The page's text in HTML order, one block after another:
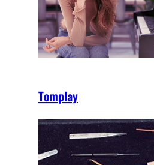
Tomplay